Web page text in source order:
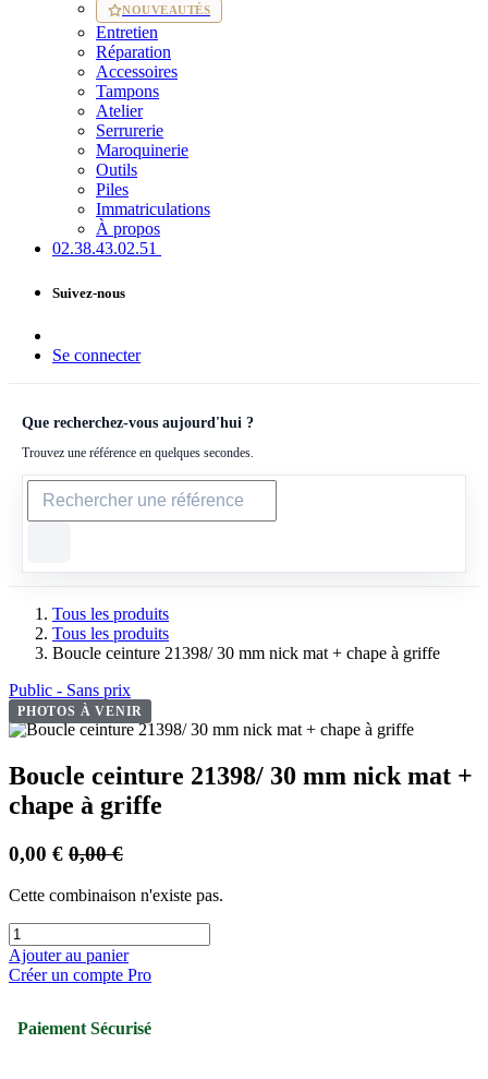
NOUVEAUTÉS
Entretien
Réparation
Accessoires
Tampons
Atelier
Serrurerie
Maroquinerie
Outils
Piles
Immatriculations
À propos
02.38.43​.02.51
Suivez-nous
Se connecter
Que recherchez-vous aujourd'hui ?
Trouvez une référence en quelques secondes.
Tous les produits
Tous les produits
Boucle ceinture 21398/ 30 mm nick mat + chape à griffe
Public - Sans prix
PHOTOS À VENIR
Boucle ceinture 21398/ 30 mm nick mat +
chape à griffe
0,00 € 0,00€
Cette combinaison n'existe pas.
Ajouter au panier
Créer un compte Pro
Paiement Sécurisé